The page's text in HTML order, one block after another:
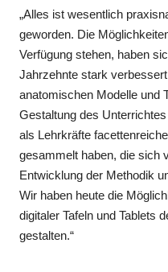
„Alles ist wesentlich
geworden. Die
Verfügung stehen, haben
Jahrzehnte stark
anatomischen Modelle und
Gestaltung des
als Lehrkräfte
gesammelt haben, die sich
Entwicklung der Methodik
Wir haben heute die
digitaler Tafeln und Tablets
gestalten.“